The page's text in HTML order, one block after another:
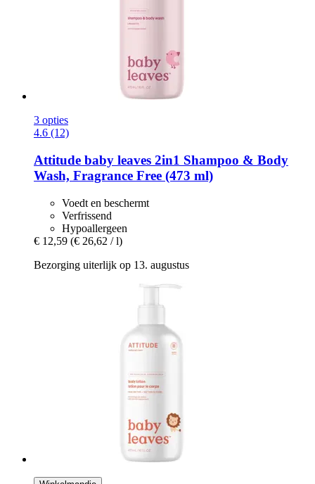
3 opties
4.6 (12)
Attitude baby leaves 2in1 Shampoo & Body
Wash, Fragrance Free (473 ml)
Voedt en beschermt
Verfrissend
Hypoallergeen
€ 12,59 (€ 26,62 / l)
Bezorging uiterlijk op 13. augustus